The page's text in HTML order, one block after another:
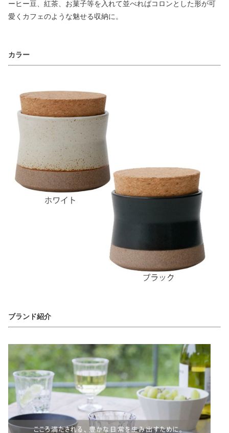
ーヒー豆、紅茶、お菓子等を入れて並べればコロンとした形が可
愛くカフェのような魅せる収納に。
カラー
ブランド紹介